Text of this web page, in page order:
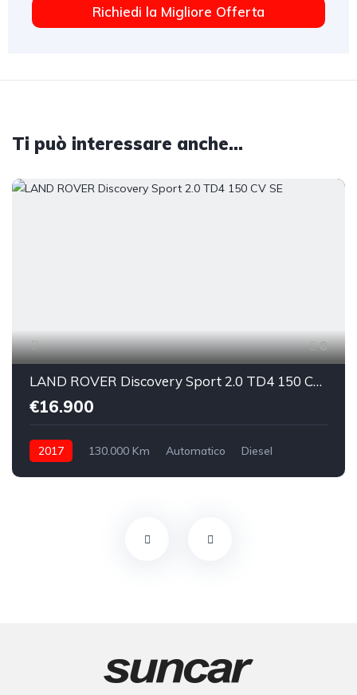
Richiedi la Migliore Offerta
Ti può interessare anche...
8
LAND ROVER Discovery Sport 2.0 TD4 150 CV SE
€16.900
2017 130.000 Km Automatico
Diesel